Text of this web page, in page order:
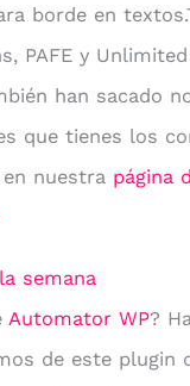
borde en
PAFE y
han sacado
que tienes los
nuestra página
semana
Automator WP?
de este plugin